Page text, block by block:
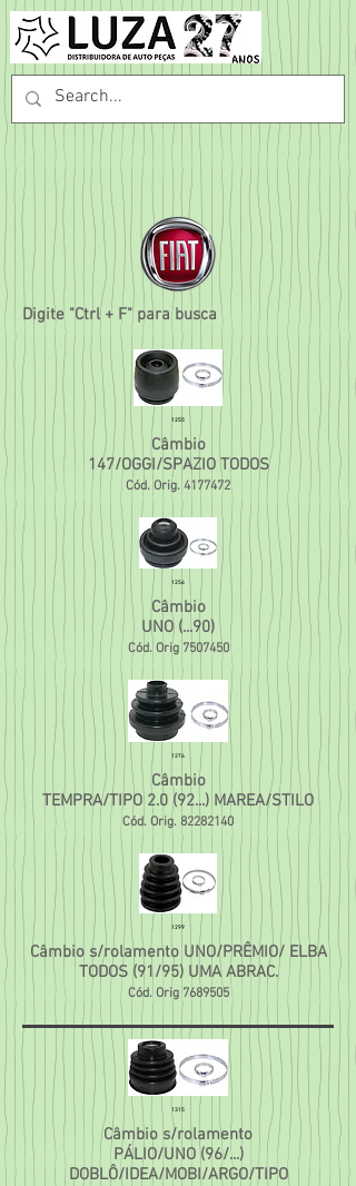
Digite "Ctrl + F" para busca
1255
Câmbio
147/OGGI/SPAZIO TODOS
Cód. Orig. 4177472
1256
Câmbio
UNO (...90)
Cód. Orig 7507450
1276
Câmbio
TEMPRA/TIPO 2.0 (92...) MAREA/STILO
Cód. Orig. 82282140
1299
Câmbio s/rolamento UNO/PRÊMIO/ ELBA
TODOS (91/95) UMA ABRAC.
Cód. Orig 7689505
1315
Câmbio s/rolamento
PÁLIO/UNO (96/...)
DOBLÔ/IDEA/MOBI/ARGO/TIPO